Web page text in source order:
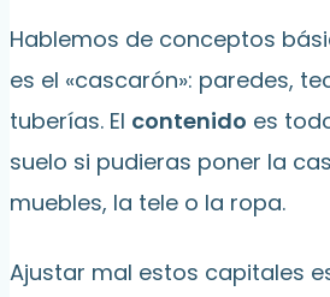
Hablemos de conceptos
es el «cascarón»: paredes,
tuberías. El contenido es
suelo si pudieras poner la
muebles, la tele o la ropa.
Ajustar mal estos capitales